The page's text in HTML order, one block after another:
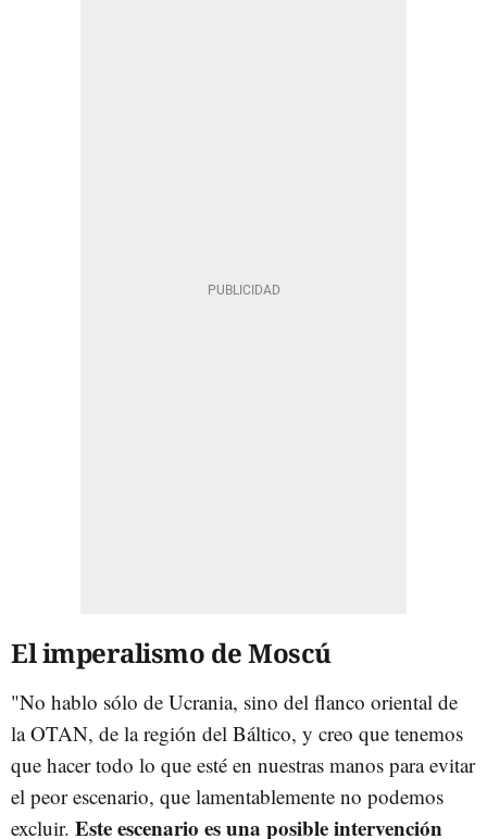
El imperalismo de Moscú
"No hablo sólo de Ucrania, sino del flanco oriental de
la OTAN, de la región del Báltico, y creo que tenemos
que hacer todo lo que esté en nuestras manos para evitar
el peor escenario, que lamentablemente no podemos
excluir. Este escenario es una posible intervención